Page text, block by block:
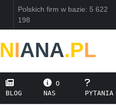
Polskich firm w bazie: 5 622
198
NIANA.PL
BLOG
O
NAS
PYTANIA